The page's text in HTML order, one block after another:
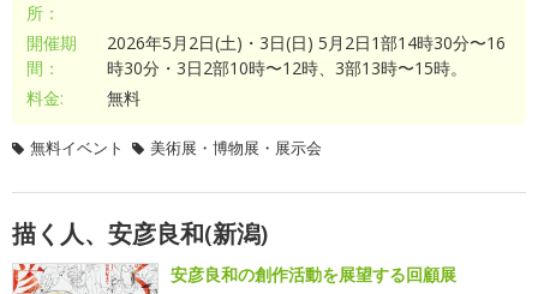
所：
開催期
間：
2026年5月2日(土)・3日(日) 5月2日1部14時30分〜16
時30分・3日2部10時〜12時、3部13時〜15時。
料金:
無料
無料イベント 美術展・博物展・展示会
描く人、安彦良和(新潟)
安彦良和の創作活動を展望する回顧展